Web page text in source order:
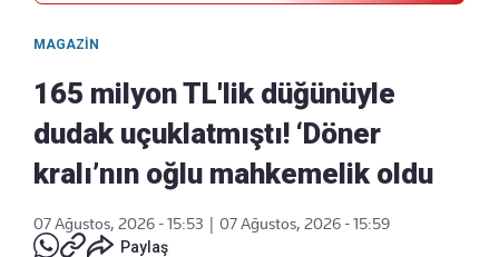
MAGAZIN
165 milyon TL'lik düğünüyle
dudak uçuklatmıştı! ‘Döner
kralı’nın oğlu mahkemelik oldu
07 Ağustos, 2026 - 15:53
07 Ağustos, 2026 - 15:59
Paylaş